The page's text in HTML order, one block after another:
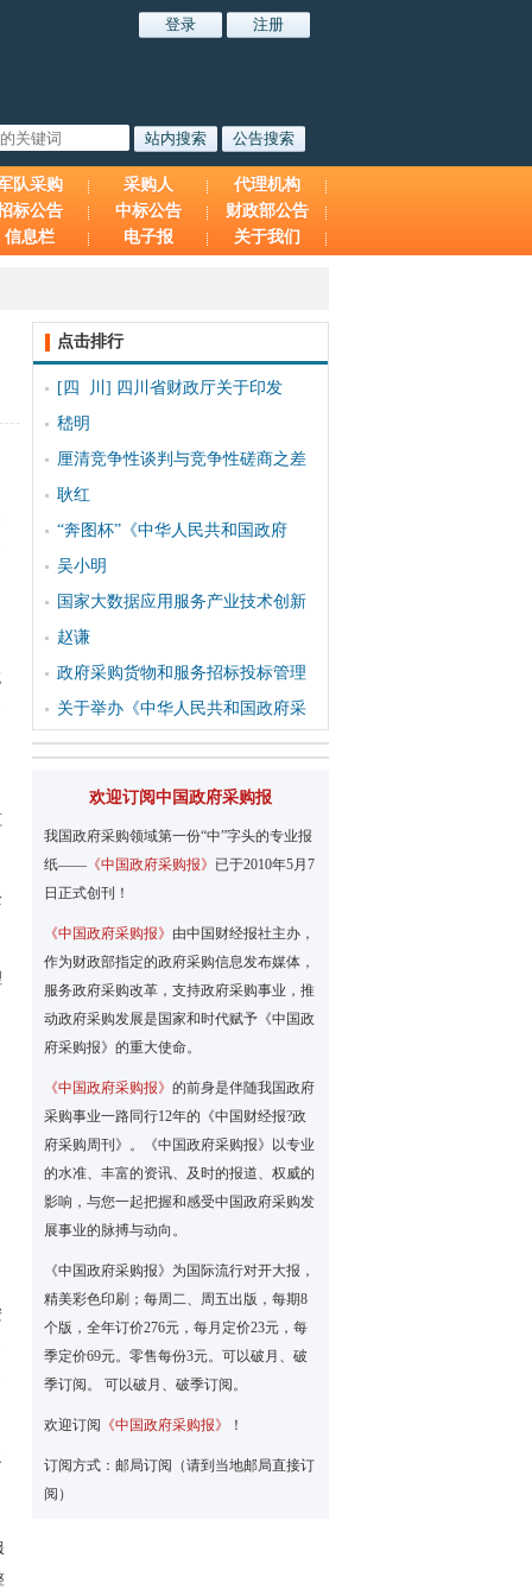
队采购 采购人
代理机构
标公告 中标公告
财政部公告
信息栏 电子报 关于我们
点击排行
[四 川] 四川省财政厅关于印发
嵇明
厘清竞争性谈判与竞争性磋商之差
耿红
“奔图杯”《中华人民共和国政府
吴小明
国家大数据应用服务产业技术创新
赵谦
政府采购货物和服务招标投标管理
关于举办《中华人民共和国政府采
欢迎订阅中国政府采购报
我国政府采购领域第一份“中”字头的专业报
纸—— 《中国政府采购报》 已于2010年5月7
日正式创刊！
《中国政府采购报》 由中国财经报社主办，
作为财政部指定的政府采购信息发布媒体，
服务政府采购改革，支持政府采购事业，推
动政府采购发展是国家和时代赋予《中国政
府采购报》的重大使命。
《中国政府采购报》 的前身是伴随我国政府
采购事业一路同行12年的《中国财经报?政
府采购周刊》。《中国政府采购报》以专业
的水准、丰富的资讯、及时的报道、权威的
影响，与您一起把握和感受中国政府采购发
展事业的脉搏与动向。
《中国政府采购报》为国际流行对开大报，
精美彩色印刷；每周二、周五出版，每期8
个版，全年订价276元，每月定价23元，每
季定价69元。零售每份3元。可以破月、破
季订阅。 可以破月、破季订阅。
欢迎订阅 《中国政府采购报》 ！
订阅方式：邮局订阅（请到当地邮局直接订
阅）